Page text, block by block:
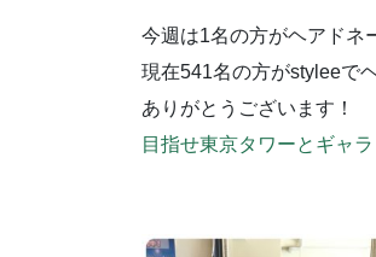
今週は1名の方がヘアドネ
現在541名の方がstyleeで
ありがとうございます！
目指せ東京タワーとギャ